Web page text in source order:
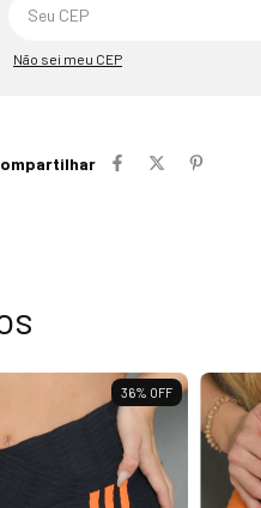
Não sei meu CEP
36% OFF